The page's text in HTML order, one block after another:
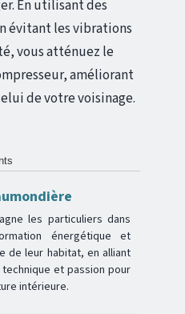
En utilisant des
évitant les vibrations
vous atténuez le
améliorant
de votre voisinage.
les particuliers dans
énergétique et
de leur habitat, en alliant
et passion pour
intérieure.